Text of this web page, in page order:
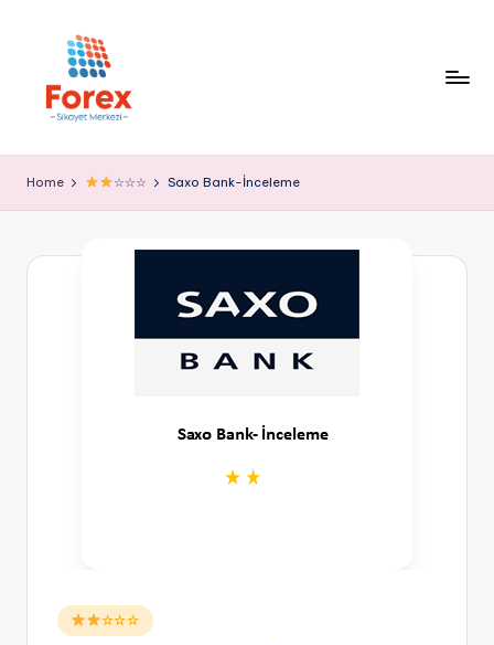
Home ☆☆☆ Saxo Bank-İnceleme
Posted
in
☆☆☆